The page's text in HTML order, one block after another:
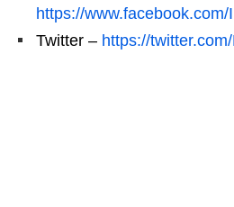
https://www.facebook.com/
Twitter – https://